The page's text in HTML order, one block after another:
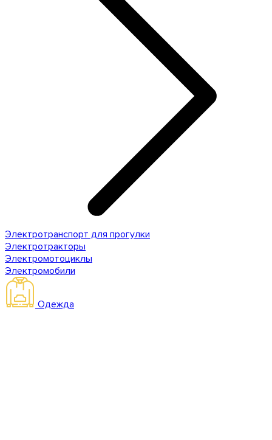
Электротранспорт для прогулки
Электротракторы
Электромотоциклы
Электромобили
Одежда